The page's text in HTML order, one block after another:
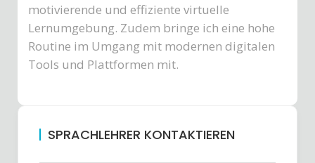
motivierende und effiziente virtuelle
Lernumgebung. Zudem bringe ich eine hohe
Routine im Umgang mit modernen digitalen
Tools und Plattformen mit.
SPRACHLEHRER KONTAKTIEREN